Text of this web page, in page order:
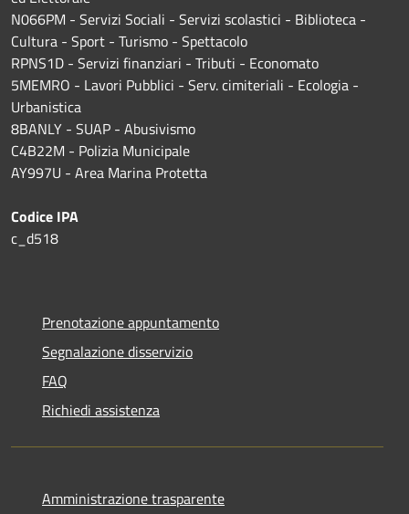
N066PM - Servizi Sociali - Servizi scolastici - Biblioteca -
Cultura - Sport - Turismo - Spettacolo
RPNS1D - Servizi finanziari - Tributi - Economato
5MEMRO - Lavori Pubblici - Serv. cimiteriali - Ecologia -
Urbanistica
8BANLY - SUAP - Abusivismo
C4B22M - Polizia Municipale
AY997U - Area Marina Protetta
Codice IPA
c_d518
Prenotazione appuntamento
Segnalazione disservizio
FAQ
Richiedi assistenza
Amministrazione trasparente